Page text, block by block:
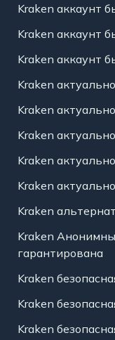
Kraken аккаунт
Kraken аккаунт
Kraken аккаунт
Kraken
Kraken
Kraken
Kraken
Kraken
Kraken
Kraken
гарантирована
Kraken
Kraken
Kraken